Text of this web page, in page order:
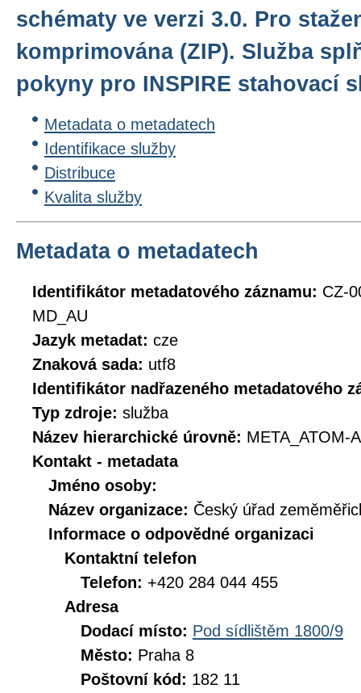
schématy ve verzi 3.0. Pro
komprimována (ZIP). Služba
pokyny pro INSPIRE stahovací
Metadata o metadatech
Identifikace služby
Distribuce
Kvalita služby
Metadata o metadatech
Identifikátor metadatového záznamu: CZ-
MD_AU
Jazyk metadat: cze
Znaková sada: utf8
Identifikátor nadřazeného metadatového
Typ zdroje: služba
Název hierarchické úrovně: META_ATOM-
Kontakt - metadata
Jméno osoby:
Název organizace: Český úřad
Informace o odpovědné organizaci
Kontaktní telefon
Telefon: +420 284 044 455
Adresa
Dodací místo: Pod sídlištěm 1800/9
Město: Praha 8
Poštovní kód: 182 11